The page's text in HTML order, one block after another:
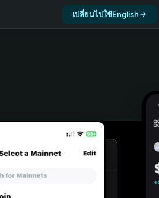
เปลี่ยนไปใช้English